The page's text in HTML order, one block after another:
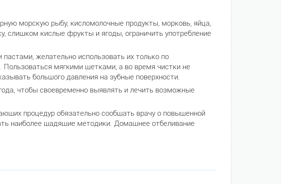
морскую рыбу, кисломолочные продукты, морковь, яйца,
слишком кислые фрукты и ягоды, ограничить употребление
желательно использовать их только по
мягкими щетками, а во время чистки не
большого давления на зубные поверхности.
чтобы своевременно выявлять и лечить возможные
процедур обязательно сообщать врачу о повышенной
наиболее щадящие методики. Домашнее отбеливание